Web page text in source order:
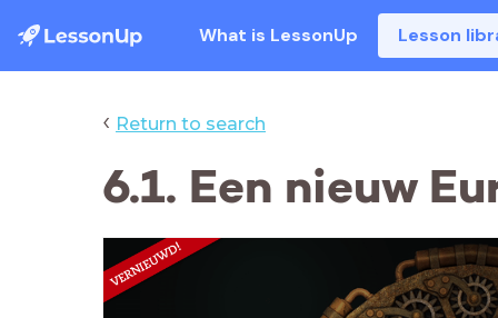
What is LessonUp Lesson
‹ Return to search
6.1. Een nieuw